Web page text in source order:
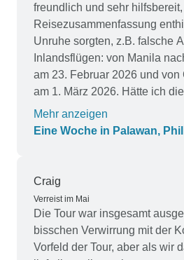
freundlich und sehr
Reisezusammenfassung
Unruhe sorgten, z.B. falsche
Inlandsflügen: von Manila
am 23. Februar 2026 und
am 1. März 2026. Hätte ich die
Zusammenfassung der
gebotenen Sorgfalt überprüft,
entsprechend korrigiert Außerdem wurde ich
weniger als eine Woche vor
Nido, am 25. Februar, darüber
unser Hotel von Marianne Suites in das Stunning
Republic Hotel verlegt wurde,
Mehr anzeigen
Eine Woche in Palawan,
Craig
Verreist im Mai
Die Tour war insgesamt
bisschen Verwirrung mit der
Vorfeld der Tour, aber als wir